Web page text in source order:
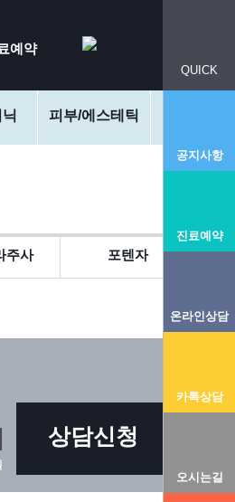
예약
피부/에스테틱
주사 포텐자
상담신청
QUICK
공지사항
진료예약
온라인상담
카톡상담
오시는길